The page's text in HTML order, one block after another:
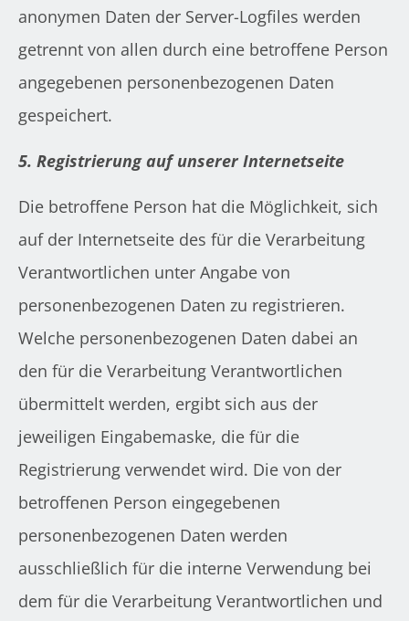
anonymen Daten der Server-Logfiles werden
getrennt von allen durch eine betroffene Person
angegebenen personenbezogenen Daten
gespeichert.
5. Registrierung auf unserer Internetseite
Die betroffene Person hat die Möglichkeit, sich
auf der Internetseite des für die Verarbeitung
Verantwortlichen unter Angabe von
personenbezogenen Daten zu registrieren.
Welche personenbezogenen Daten dabei an
den für die Verarbeitung Verantwortlichen
übermittelt werden, ergibt sich aus der
jeweiligen Eingabemaske, die für die
Registrierung verwendet wird. Die von der
betroffenen Person eingegebenen
personenbezogenen Daten werden
ausschließlich für die interne Verwendung bei
dem für die Verarbeitung Verantwortlichen und